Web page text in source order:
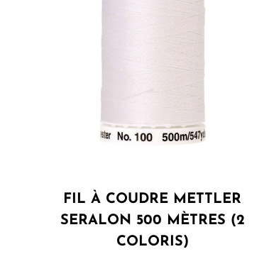
FIL À COUDRE METTLER
SERALON 500 MÈTRES (2
COLORIS)